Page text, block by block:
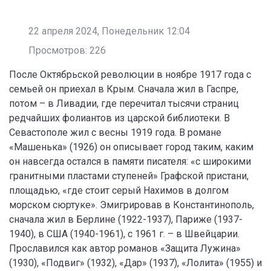
22 апреля 2024, Понедельник 12:04
Просмотров: 226
После Октябрьской революции в ноябре 1917 года с
семьей он приехал в Крым. Сначала жил в Гаспре,
потом – в Ливадии, где перечитал тысячи страниц
редчайших фолиантов из царской библиотеки. В
Севастополе жил с весны 1919 года. В романе
«Машенька» (1926) он описывает город таким, каким
он навсегда остался в памяти писателя: «с широкими
гранитными пластами ступеней» Графской пристани,
площадью, «где стоит серый Нахимов в долгом
морском сюртуке». Эмигрировав в Константинополь,
сначала жил в Берлине (1922-1937), Париже (1937-
1940), в США (1940-1961), с 1961 г. – в Швейцарии.
Прославился как автор романов «Защита Лужина»
(1930), «Подвиг» (1932), «Дар» (1937), «Лолита» (1955) и